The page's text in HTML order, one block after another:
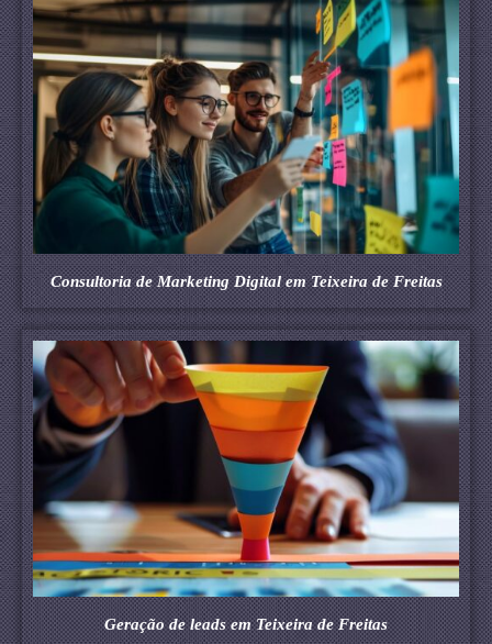
Consultoria de Marketing Digital em Teixeira de Freitas
Geração de leads em Teixeira de Freitas